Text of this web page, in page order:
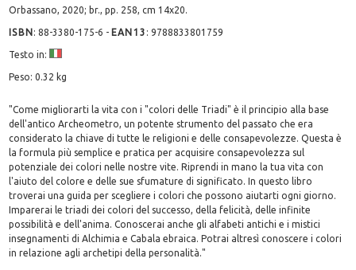
Orbassano, 2020; br., pp. 258, cm 14x20.
ISBN:88-3380-175-6 - EAN13 :9788833801759
Testo in:
Peso: 0.32 kg
"Come migliorarti la vita con i "colori delle Triadi" è il principio alla base
dell'antico Archeometro, un potente strumento del passato che era
considerato la chiave di tutte le religioni e delle consapevolezze. Questa è
la formula più semplice e pratica per acquisire consapevolezza sul
potenziale dei colori nelle nostre vite. Riprendi in mano la tua vita con
l'aiuto del colore e delle sue sfumature di significato. In questo libro
troverai una guida per scegliere i colori che possono aiutarti ogni giorno.
Imparerai le triadi dei colori del successo, della felicità, delle infinite
possibilità e dell'anima. Conoscerai anche gli alfabeti antichi e i mistici
insegnamenti di Alchimia e Cabala ebraica. Potrai altresì conoscere i colori
in relazione agli archetipi della personalità."